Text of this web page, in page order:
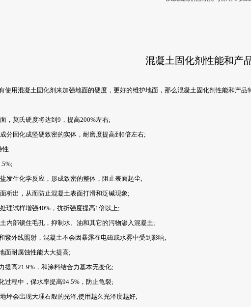
混凝土固化剂性能和产
用混凝土固化剂来加强地面的硬度，更好的维护地面，那么混凝土固化剂性能和产品
莫氏硬度将达到9，提高200%左右;
固化成坚硬致密的实体，耐磨度提高到6倍左右;
性
生化学反应，形成致密的整体，阻止表面起尘;
出，从而防止混凝土表面打滑和泛碱现象;
试样增强40%，抗折强度提高1倍以上;
部锁住毛孔，抑制水、油和其它的污物渗入混凝土;
外线照射，混凝土不会因暴露在电磁或水雾中受到影响;
耐腐蚀性能大大提高;
高21.9%，和涂料结合力基本无变化;
程中，保水率提高94.5%，防止龟裂;
会出现大理石般的光泽,使用越久光泽度越好;